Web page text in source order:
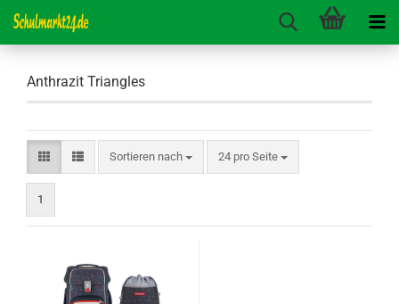
Anthrazit Triangles
Sortieren nach
Sortieren nach 24 pro Seite
pro Seite
1